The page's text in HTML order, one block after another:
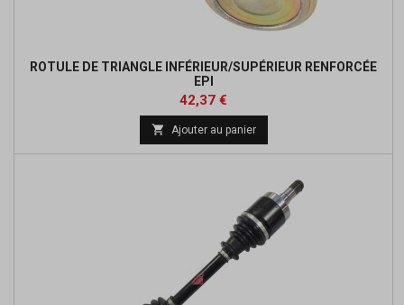
ROTULE DE TRIANGLE INFÉRIEUR/SUPÉRIEUR RENFORCÉE
EPI
Prix
42,37 €
 Ajouter au panier